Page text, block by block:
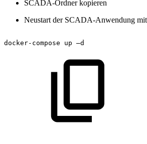
SCADA-Ordner kopieren
Neustart der SCADA-Anwendung
docker-compose up –d